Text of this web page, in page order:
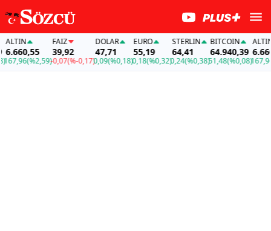
(%2,59)
39,92
-0,07(%-0,17)
DOLAR
47,71
0,09(%0,18)
EURO
55,19
0,18(%0,32)
STERLIN
64,41
0,24(%0,38)
BITCOIN
64.940,39
51,48(%0,08)
ALTIN
6.660,55
167,96